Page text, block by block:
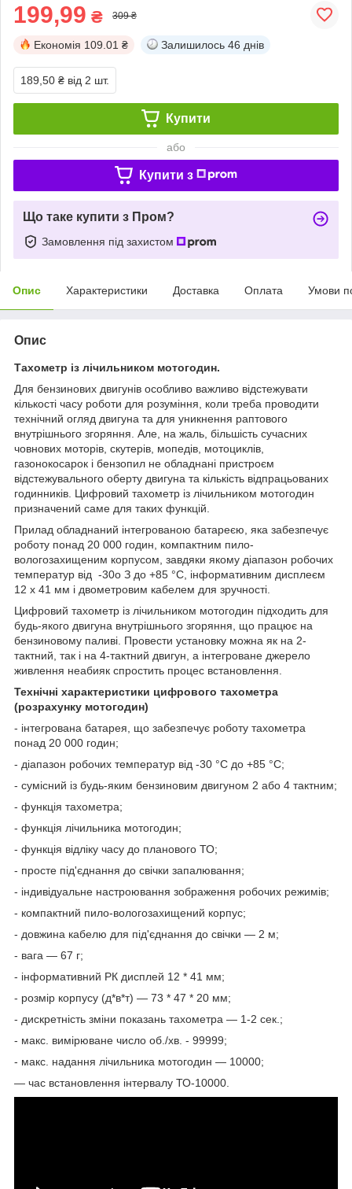
199,99 ₴ 309 ₴
Економія 109.01 ₴ Залишилось 46 днів
189,50 ₴ від 2 шт.
Купити
або
Купити з
Що таке купити з Пром?
Замовлення під захистом
Опис Характеристики Доставка Оплата Умови
Опис
Тахометр із лічильником мотогодин.
Для бензинових двигунів особливо важливо відстежувати
кількості часу роботи для розуміння, коли треба проводити
технічний огляд двигуна та для уникнення раптового
внутрішнього згоряння. Але, на жаль, більшість сучасних
човнових моторів, скутерів, мопедів, мотоциклів,
газонокосарок і бензопил не обладнані пристроєм
відстежувального оберту двигуна та кількість відпрацьованих
годинників. Цифровий тахометр із лічильником мотогодин
призначений саме для таких функцій.
Прилад обладнаний інтегрованою батареєю, яка забезпечує
роботу понад 20 000 годин, компактним пило-
вологозахищеним корпусом, завдяки якому діапазон робочих
температур від -30o З до +85 °C, інформативним дисплеєм
12 х 41 мм і двометровим кабелем для зручності.
Цифровий тахометр із лічильником мотогодин підходить для
будь-якого двигуна внутрішнього згоряння, що працює на
бензиновому паливі. Провести установку можна як на 2-
тактний, так і на 4-тактний двигун, а інтегроване джерело
живлення неабияк спростить процес встановлення.
Технічні характеристики цифрового тахометра
(розрахунку мотогодин)
- інтегрована батарея, що забезпечує роботу тахометра
понад 20 000 годин;
- діапазон робочих температур від -30 °C до +85 °C;
- сумісний із будь-яким бензиновим двигуном 2 або 4 тактним;
- функція тахометра;
- функція лічильника мотогодин;
- функція відліку часу до планового ТО;
- просте під'єднання до свічки запалювання;
- індивідуальне настроювання зображення робочих режимів;
- компактний пило-вологозахищений корпус;
- довжина кабелю для під'єднання до свічки — 2 м;
- вага — 67 г;
- інформативний РК дисплей 12 * 41 мм;
- розмір корпусу (д*в*т) — 73 * 47 * 20 мм;
- дискретність зміни показань тахометра — 1-2 сек.;
- макс. вимірюване число об./хв. - 99999;
- макс. надання лічильника мотогодин — 10000;
— час встановлення інтервалу ТО-10000.